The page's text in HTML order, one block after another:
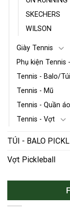
SKECHERS
WILSON
Giày Tennis
Phụ kiện Tennis
Tennis - Balo/Túi
Tennis - Mũ
Tennis - Quần áo
Tennis - Vợt
TÚI - BALO
Vợt Pickleball